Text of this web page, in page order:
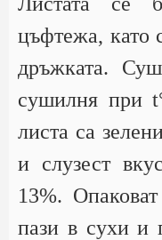
цъфтежа, като
дръжката.
сушилня при
листа са
и слузест
13%.
пази в сухи и